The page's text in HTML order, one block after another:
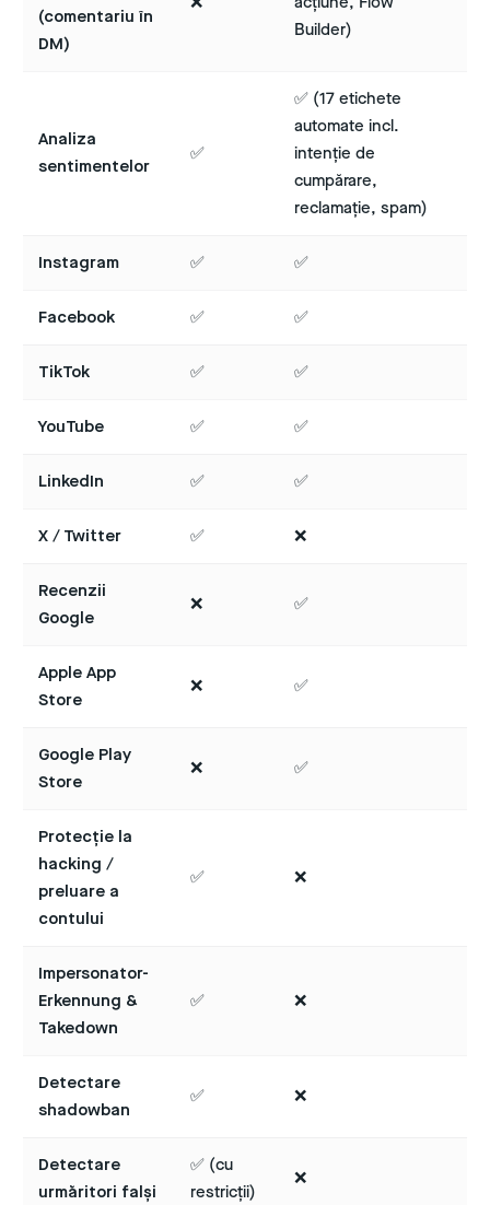
(comentariu în
DM)
Builder)
Analiza
sentimentelor
✅
✅ (17 etichete
automate incl.
intenție de
cumpărare,
reclamație, spam)
Instagram ✅ ✅
Facebook ✅ ✅
TikTok ✅ ✅
YouTube ✅ ✅
LinkedIn ✅ ✅
X / Twitter ✅ ❌
Recenzii
Google
❌ ✅
Apple App
Store
❌ ✅
Google Play
Store
❌ ✅
Protecție la
hacking /
preluare a
contului
✅ ❌
Impersonator-
Erkennung &
Takedown
✅ ❌
Detectare
shadowban
✅ ❌
Detectare
urmăritori falși
✅ (cu
restricții)
❌